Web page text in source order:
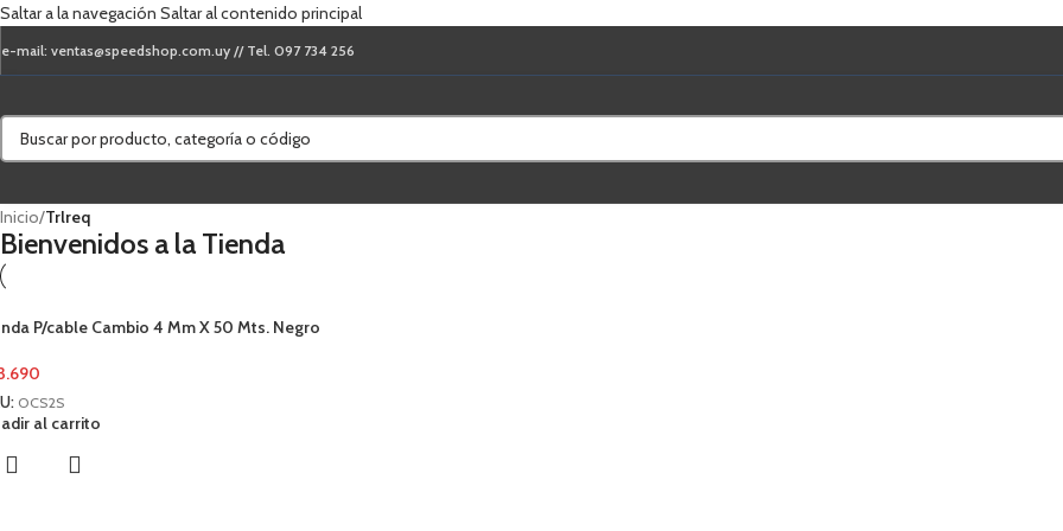
Saltar a la navegación Saltar al contenido principal
e-mail: ventas@speedshop.com.uy // Tel. 097 734 256
Inicio/Trlreq
Bienvenidos a la Tienda
P/cable Cambio 4 Mm X 50 Mts. Negro
OCS2S
al carrito